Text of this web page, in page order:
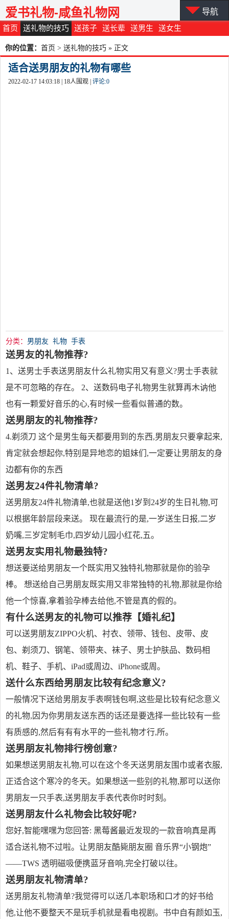
首页 送礼物的技巧 送孩子 送长辈 送男生 送女生
爱书礼物-咸鱼礼物网 导航
你的位置： 首页 > 送礼物的技巧 » 正文
适合送男朋友的礼物有哪些
2022-02-17 14:03:18 | 18人围观 | 评论:0
分类： 男朋友 礼物 手表
送男友的礼物推荐?
1、送男士手表送男朋友什么礼物实用又有意义?男士手表就
是不可忽略的存在。 2、送数码电子礼物男生就算再木讷他
也有一颗爱好音乐的心,有时候一些看似普通的数。
送男朋友的礼物推荐?
4.剃须刀 这个是男生每天都要用到的东西,男朋友只要拿起来,
肯定就会想起你,特别是异地恋的姐妹们,一定要让男朋友的身
边都有你的东西
送男友24件礼物清单?
送男朋友24件礼物清单,也就是送他1岁到24岁的生日礼物,可
以根据年龄层段来送。 现在最流行的是,一岁送生日报,二岁
奶嘴,三岁定制毛巾,四岁幼儿园小红花,五。
送男友实用礼物最独特?
想送要送给男朋友一个既实用又独特礼物那就是你的验孕
棒。 想送给自己男朋友既实用又非常独特的礼物,那就是你给
他一个惊喜,拿着验孕棒去给他,不管是真的假的。
有什么送男友的礼物可以推荐【婚礼纪】
可以送男朋友ZIPPO火机、衬衣、领带、钱包、皮带、皮
包、剃须刀、钢笔、领带夹、袜子、男士护肤品、数码相
机、鞋子、手机、iPad或周边、iPhone或周。
送什么东西给男朋友比较有纪念意义?
一般情况下送给男朋友手表啊钱包啊,这些是比较有纪念意义
的礼物,因为你男朋友送东西的话还是要选择一些比较有一些
有质感的,然后有有有水平的一些礼物才行,所。
送男朋友礼物排行榜创意?
如果想送男朋友礼物,可以在这个冬天送男朋友围巾或者衣服,
正适合这个寒冷的冬天。如果想送一些别的礼物,那可以送你
男朋友一只手表,送男朋友手表代表你时时刻。
送男朋友什么礼物会比较好呢?
您好,智能嘿嘿为您回答: 黑莓酱最近发现的一款音响真是再
适合送礼物不过啦。让男朋友酷毙朋友圈 音乐界“小钢炮”
——TWS 透明磁吸便携蓝牙音响,完全打破以往。
送男朋友礼物清单?
送男朋友礼物清单?我觉得可以送几本职场和口才的好书给
他,让他不要整天不是玩手机就是看电视剧。书中自有颜如玉,